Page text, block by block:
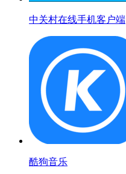
中关村在线手机客户端
酷狗音乐